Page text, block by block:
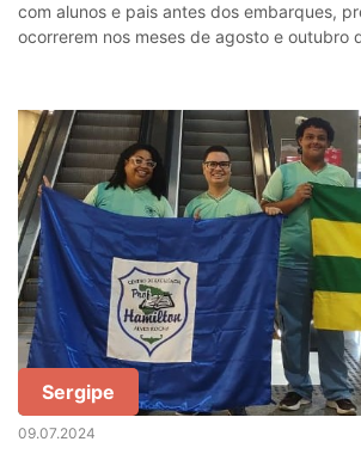
com alunos e pais antes dos embarques,
ocorrerem nos meses de agosto e outubro
Sergipe
09.07.2024